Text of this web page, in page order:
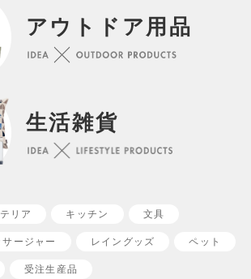
アウトドア用品
生活雑貨
リア キッチン 文具
サージャー レイングッズ ペット
受注生産品